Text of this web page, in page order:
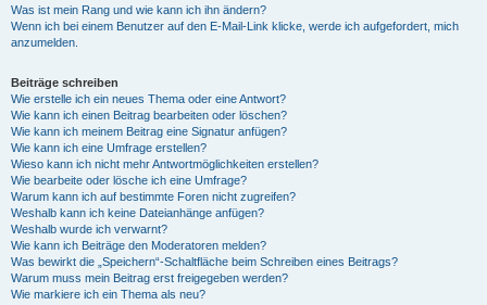
Was ist mein Rang und wie kann ich ihn ändern?
Wenn ich bei einem Benutzer auf den E-Mail-Link klicke, werde ich aufgefordert, mich
anzumelden.
Beiträge schreiben
Wie erstelle ich ein neues Thema oder eine Antwort?
Wie kann ich einen Beitrag bearbeiten oder löschen?
Wie kann ich meinem Beitrag eine Signatur anfügen?
Wie kann ich eine Umfrage erstellen?
Wieso kann ich nicht mehr Antwortmöglichkeiten erstellen?
Wie bearbeite oder lösche ich eine Umfrage?
Warum kann ich auf bestimmte Foren nicht zugreifen?
Weshalb kann ich keine Dateianhänge anfügen?
Weshalb wurde ich verwarnt?
Wie kann ich Beiträge den Moderatoren melden?
Was bewirkt die „Speichern“-Schaltfläche beim Schreiben eines Beitrags?
Warum muss mein Beitrag erst freigegeben werden?
Wie markiere ich ein Thema als neu?